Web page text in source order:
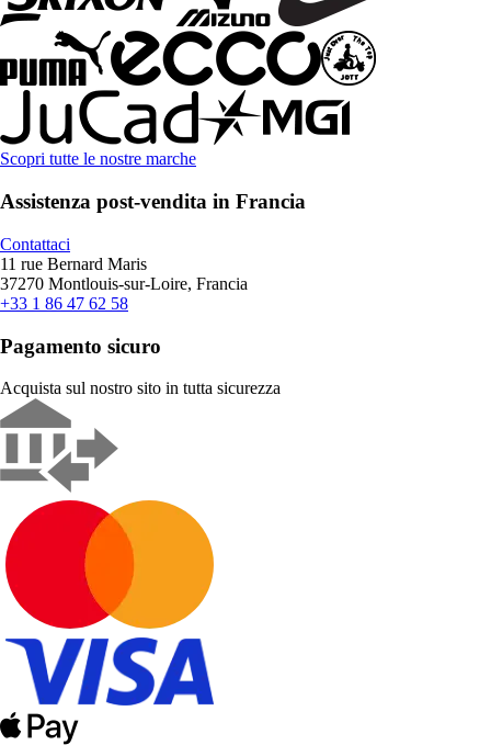
Scopri tutte le nostre marche
Assistenza post-vendita in Francia
Contattaci
11 rue Bernard Maris
37270 Montlouis-sur-Loire, Francia
+33 1 86 47 62 58
Pagamento sicuro
Acquista sul nostro sito in tutta sicurezza